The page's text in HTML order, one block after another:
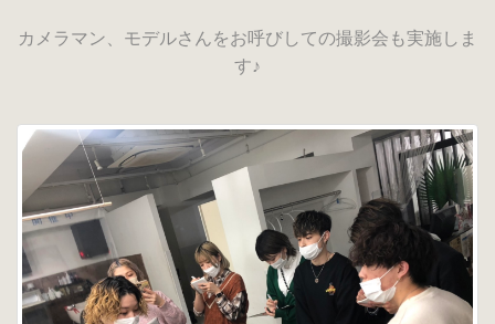
カメラマン、モデルさんをお呼びしての撮影会も実施しま
す♪